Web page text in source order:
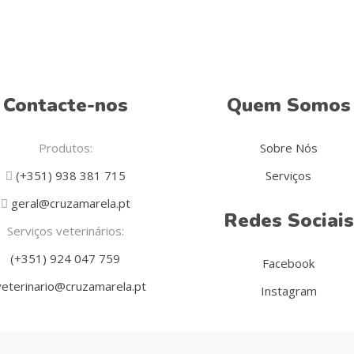
Contacte-nos
Produtos:
(+351) 938 381 715
geral@cruzamarela.pt
Serviços veterinários:
(+351) 924 047 759
Quem Somos
Sobre Nós
Serviços
Redes Sociais
Facebook
Instagram